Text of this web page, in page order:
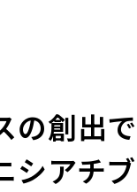
の創出
シアチ